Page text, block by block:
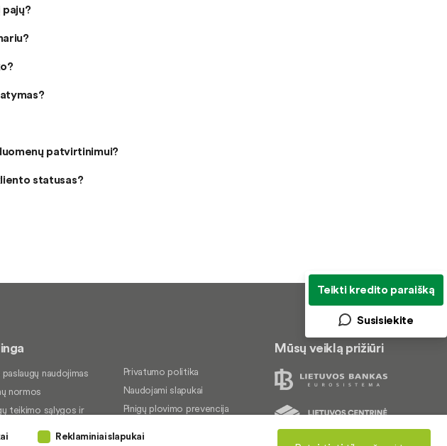
patvirtinimui?
statusas?
paslaugų naudojimas
normos
teikimo sąlygos ir
santraukos
Privatumo politika
Naudojami slapukai
Pinigų plovimo prevencija
Mūsų veiklą prižiūri
Teikti kredito paraišką
Susisiekite
Reklaminiai slapukai